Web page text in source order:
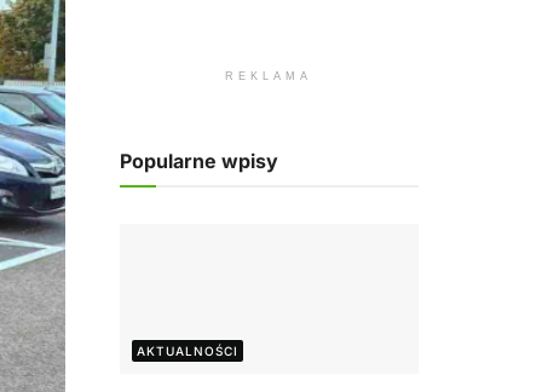
REKLAMA
Popularne wpisy
AKTUALNOŚCI